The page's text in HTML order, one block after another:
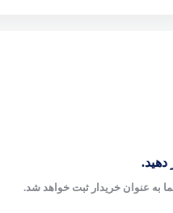
دهید.
به عنوان خریدار ثبت خواهد شد.